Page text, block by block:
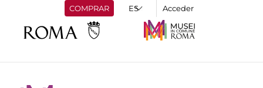
COMPRAR Acceder